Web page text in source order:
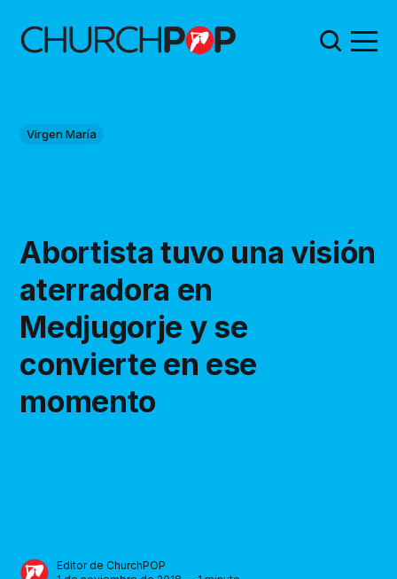
Virgen María
Abortista tuvo una visión
aterradora en
Medjugorje y se
convierte en ese
momento
Editor de ChurchPOP